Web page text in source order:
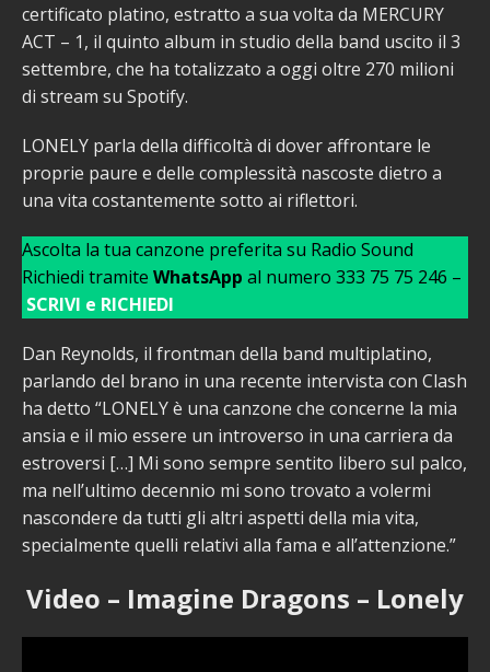
certificato platino, estratto a sua volta da MERCURY
ACT – 1, il quinto album in studio della band uscito il 3
settembre, che ha totalizzato a oggi oltre 270 milioni
di stream su Spotify.
LONELY parla della difficoltà di dover affrontare le
proprie paure e delle complessità nascoste dietro a
una vita costantemente sotto ai riflettori.
Ascolta la tua canzone preferita su Radio Sound
Richiedi tramite WhatsApp al numero 333 75 75 246 –
SCRIVI e RICHIEDI
Dan Reynolds, il frontman della band multiplatino,
parlando del brano in una recente intervista con Clash
ha detto “LONELY è una canzone che concerne la mia
ansia e il mio essere un introverso in una carriera da
estroversi […] Mi sono sempre sentito libero sul palco,
ma nell’ultimo decennio mi sono trovato a volermi
nascondere da tutti gli altri aspetti della mia vita,
specialmente quelli relativi alla fama e all’attenzione.”
Video – Imagine Dragons – Lonely